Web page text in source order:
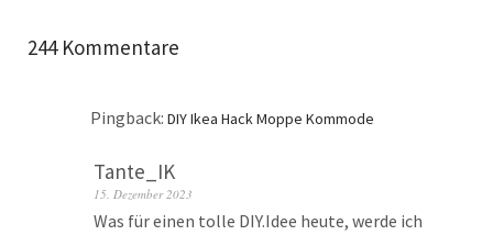
244 Kommentare
Pingback: DIY Ikea Hack Moppe Kommode
Tante_IK
15. Dezember 2023
Was für einen tolle DIY.Idee heute, werde ich